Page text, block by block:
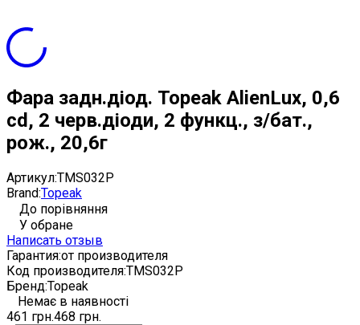
Фара задн.діод. Topeak AlienLux, 0,6
cd, 2 черв.діоди, 2 функц., з/бат.,
рож., 20,6г
Артикул:TMS032P
Brand:Topeak
До порівняння
У обране
Написать отзыв
Гарантия:от производителя
Код производителя:TMS032P
Бренд:Topeak
Немає в наявності
461 грн.468 грн.